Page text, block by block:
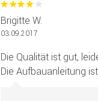
Brigitte W.
03.09.2017
Die Qualität ist gut,
Die Aufbauanleitung